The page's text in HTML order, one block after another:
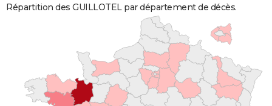
Répartition des GUILLOTEL par département de décès.